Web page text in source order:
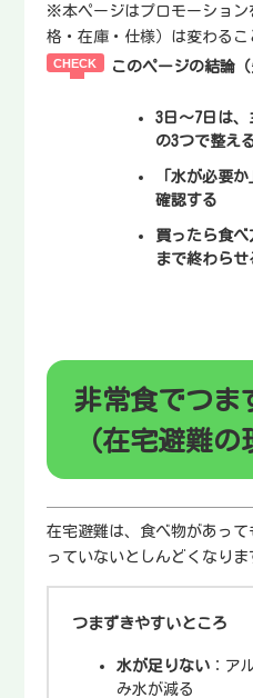
※本ページはプロモーション
格・在庫・仕様）は変わるこ
このページの結論（
3日〜7日は、
の3つで整え
「水が必要
確認する
買ったら食べ
まで終わらせ
非常食でつま
（在宅避難の
在宅避難は、食べ物があっ
っていないとしんどくなりま
つまずきやすいところ
水が足りない ：ア
み水が減る